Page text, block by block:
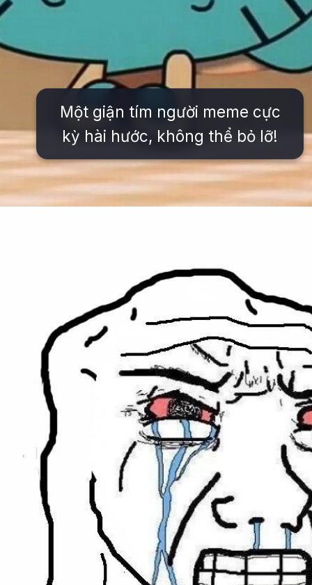
Một giận tím người meme cực
kỳ hài hước, không thể bỏ lỡ!